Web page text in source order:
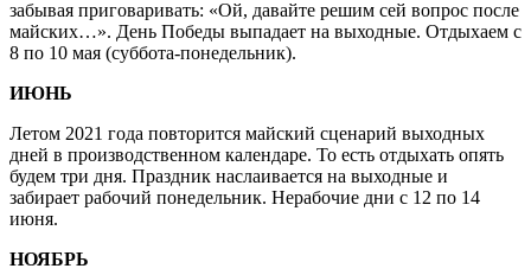
забывая приговаривать: «Ой, давайте решим сей вопрос после
майских…». День Победы выпадает на выходные. Отдыхаем с
8 по 10 мая (суббота-понедельник).
ИЮНЬ
Летом 2021 года повторится майский сценарий выходных
дней в производственном календаре. То есть отдыхать опять
будем три дня. Праздник наслаивается на выходные и
забирает рабочий понедельник. Нерабочие дни с 12 по 14
июня.
НОЯБРЬ